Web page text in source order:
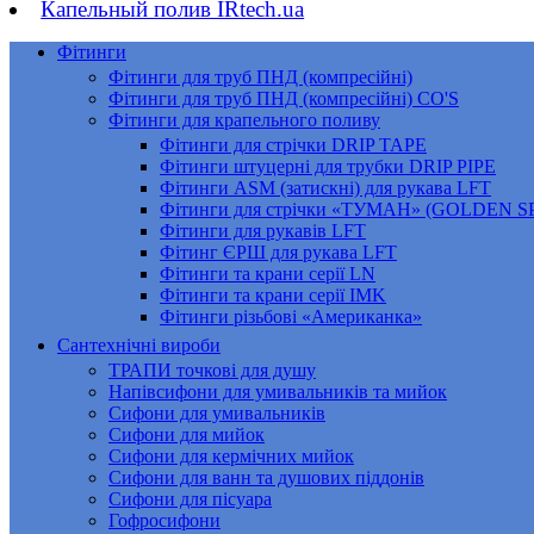
Капельный полив IRtech.ua
Фітинги
Фітинги для труб ПНД (компресійні)
Фітинги для труб ПНД (компресійні) CO'S
Фітинги для крапельного поливу
Фітинги для стрічки DRIP TAPE
Фітинги штуцерні для трубки DRIP PIPE
Фітинги ASM (затискні) для рукава LFT
Фітинги для стрічки «ТУМАН» (GOLDEN
Фітинги для рукавів LFT
Фітинг ЄРШ для рукава LFT
Фітинги та крани серії LN
Фітинги та крани серії IMK
Фітинги різьбові «Американка»
Сантехнічні вироби
ТРАПИ точкові для душу
Напівсифони для умивальників та мийок
Сифони для умивальників
Сифони для мийок
Сифони для кермічних мийок
Сифони для ванн та душових піддонів
Сифони для пісуара
Гофросифони